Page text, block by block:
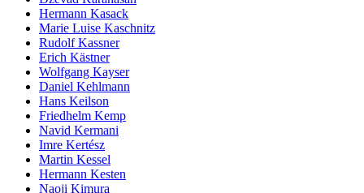
Hermann Kasack
Marie Luise Kaschnitz
Rudolf Kassner
Erich Kästner
Wolfgang Kayser
Daniel Kehlmann
Hans Keilson
Friedhelm Kemp
Navid Kermani
Imre Kertész
Martin Kessel
Hermann Kesten
Naoji Kimura